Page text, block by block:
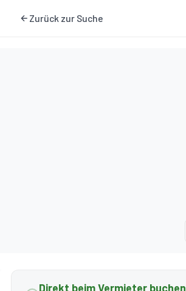
Zurück zur Suche
Direkt beim Vermieter buchen